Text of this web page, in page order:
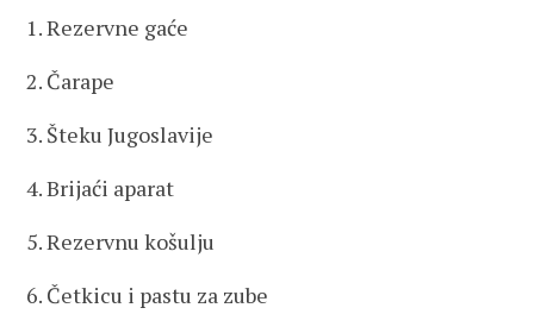
1. Rezervne gaće
2. Čarape
3. Šteku Jugoslavije
4. Brijaći aparat
5. Rezervnu košulju
6. Četkicu i pastu za zube